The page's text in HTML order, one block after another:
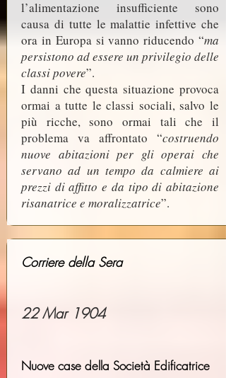
l’alimentazione insufficiente sono
causa di tutte le malattie infettive che
ora in Europa si vanno riducendo “ma
persistono ad essere un privilegio delle
classi povere”.
I danni che questa situazione provoca
ormai a tutte le classi sociali, salvo le
più ricche, sono ormai tali che il
problema va affrontato “costruendo
nuove abitazioni per gli operai che
servano ad un tempo da calmiere ai
prezzi di affitto e da tipo di abitazione
risanatrice e moralizzatrice”.
Corriere della Sera
22 Mar 1904
Nuove case della Società Edificatrice